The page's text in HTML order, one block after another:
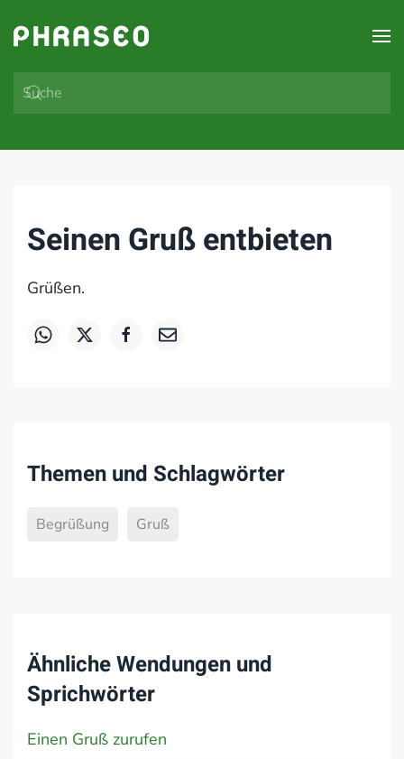
Zum Hauptinhalt springen
Seinen Gruß entbieten
Grüßen.
Themen und Schlagwörter
Begrüßung Gruß
Ähnliche Wendungen und
Sprichwörter
Einen Gruß zurufen